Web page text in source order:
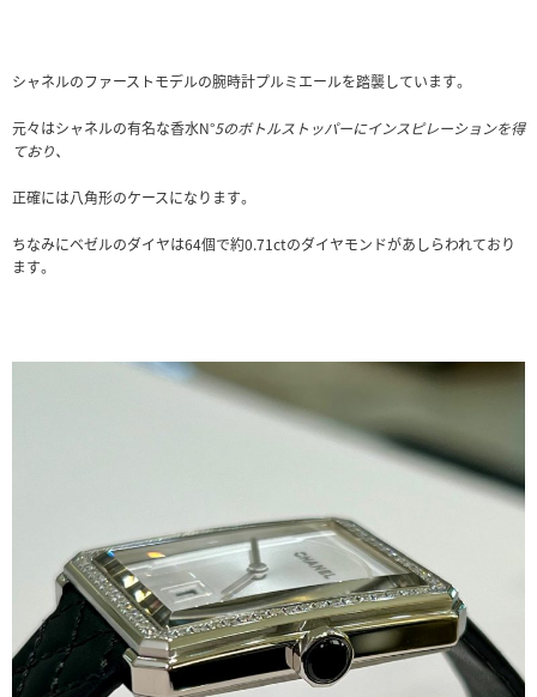
シャネルのファーストモデルの腕時計プルミエールを踏襲しています。
元々はシャネルの有名な香水N°5のボトルストッパーにインスピレーションを得
ており、
正確には八角形のケースになります。
ちなみにベゼルのダイヤは64個で約0.71ctのダイヤモンドがあしらわれており
ます。